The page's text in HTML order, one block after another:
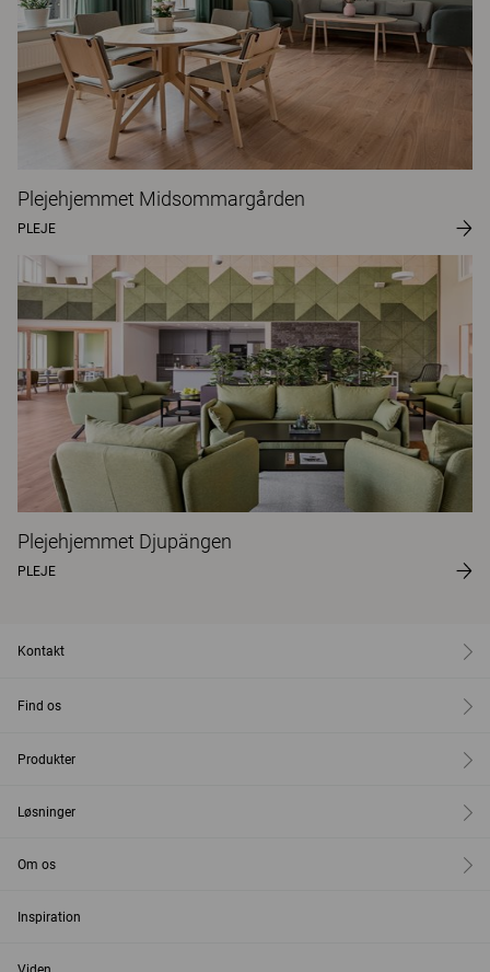
Plejehjemmet Midsommargården
PLEJE
Plejehjemmet Djupängen
PLEJE
Kontakt
Find os
Produkter
Løsninger
Om os
Inspiration